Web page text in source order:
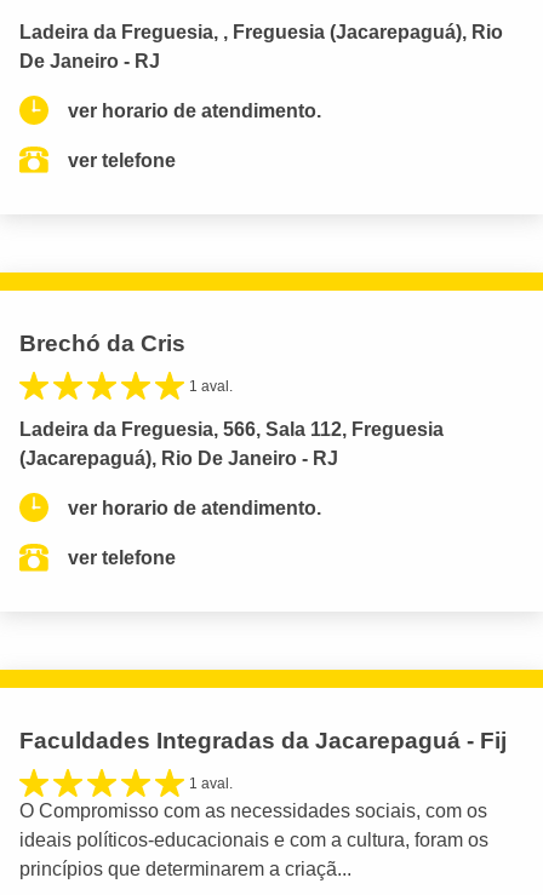
Ladeira da Freguesia, , Freguesia (Jacarepaguá), Rio
De Janeiro - RJ
ver horario de atendimento.
ver telefone
Brechó da Cris
1 aval.
Ladeira da Freguesia, 566, Sala 112, Freguesia
(Jacarepaguá), Rio De Janeiro - RJ
ver horario de atendimento.
ver telefone
Faculdades Integradas da Jacarepaguá - Fij
1 aval.
O Compromisso com as necessidades sociais, com os
ideais políticos-educacionais e com a cultura, foram os
princípios que determinarem a criaçã...